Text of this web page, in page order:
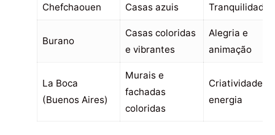
Chefchaouen Casas azuis Tranquilidade
Burano
Casas coloridas
e vibrantes
Alegria e
animação
La Boca
(Buenos Aires)
Murais e
fachadas
coloridas
Criatividade e
energia